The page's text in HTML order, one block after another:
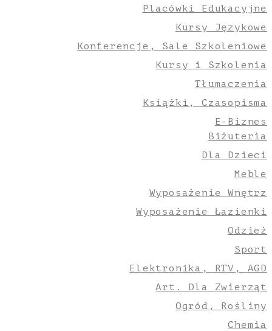
Placówki Edukacyjne
Kursy Językowe
Konferencje, Sale Szkoleniowe
Kursy i Szkolenia
Tłumaczenia
Książki, Czasopisma
E-Biznes
Biżuteria
Dla Dzieci
Meble
Wyposażenie Wnętrz
Wyposażenie Łazienki
Odzież
Sport
Elektronika, RTV, AGD
Art. Dla Zwierząt
Ogród, Rośliny
Chemia